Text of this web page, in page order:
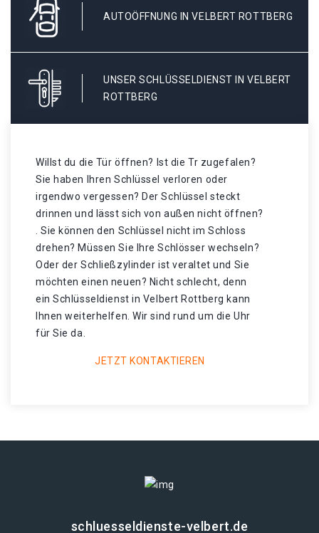
AUTOÖFFNUNG IN VELBERT ROTTBERG
UNSER SCHLÜSSELDIENST IN VELBERT
ROTTBERG
Willst du die Tür öffnen? Ist die Tr zugefalen?
Sie haben Ihren Schlüssel verloren oder
irgendwo vergessen? Der Schlüssel steckt
drinnen und lässt sich von außen nicht öffnen?
. Sie können den Schlüssel nicht im Schloss
drehen? Müssen Sie Ihre Schlösser wechseln?
Oder der Schließzylinder ist veraltet und Sie
möchten einen neuen? Nicht schlecht, denn
ein Schlüsseldienst in Velbert Rottberg kann
Ihnen weiterhelfen. Wir sind rund um die Uhr
für Sie da.
JETZT KONTAKTIEREN
schluesseldienste-velbert.de